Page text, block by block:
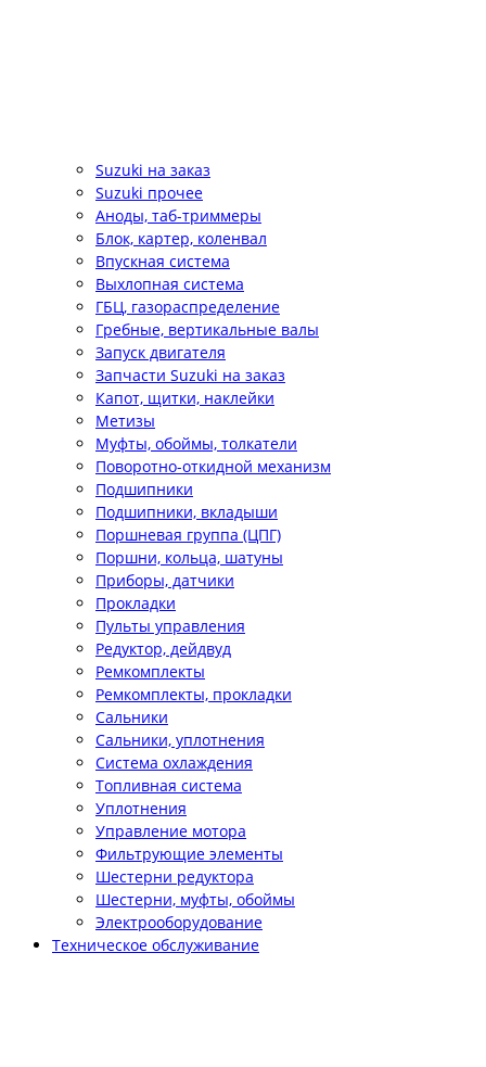
Suzuki на заказ
Suzuki прочее
Аноды, таб-триммеры
Блок, картер, коленвал
Впускная система
Выхлопная система
ГБЦ, газораспределение
Гребные, вертикальные валы
Запуск двигателя
Запчасти Suzuki на заказ
Капот, щитки, наклейки
Метизы
Муфты, обоймы, толкатели
Поворотно-откидной механизм
Подшипники
Подшипники, вкладыши
Поршневая группа (ЦПГ)
Поршни, кольца, шатуны
Приборы, датчики
Прокладки
Пульты управления
Редуктор, дейдвуд
Ремкомплекты
Ремкомплекты, прокладки
Сальники
Сальники, уплотнения
Система охлаждения
Топливная система
Уплотнения
Управление мотора
Фильтрующие элементы
Шестерни редуктора
Шестерни, муфты, обоймы
Электрооборудование
Техническое обслуживание